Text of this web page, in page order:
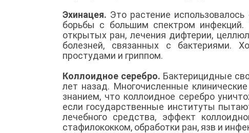
Эхинацея. Это растение
борьбы с большим спектром инфекций.
открытых ран, лечения дифтерии,
болезней, связанных с бактериями.
простудами и гриппом.
Коллоидное серебро. Бактерицидные
лет назад. Многочисленные
знанием, что коллоидное серебро
если государственные институты
лечебного средства, эффект
стафилококком, обработки ран, язв и